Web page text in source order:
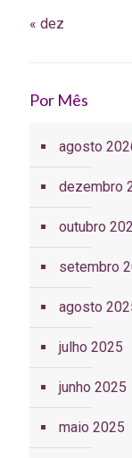
« dez
Por Mês
agosto
dezembro
outubro
setembro
agosto
julho 2025
junho 2025
maio 2025